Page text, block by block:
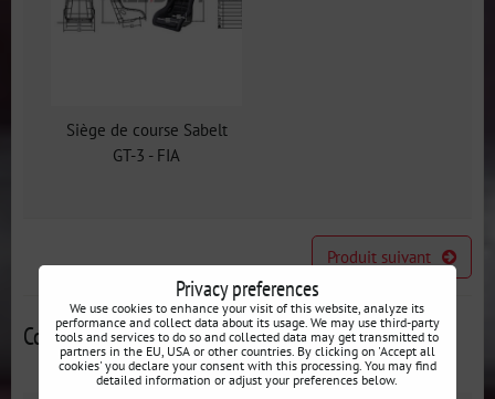
Siège de course Sabelt
GT-3 - FIA
Produit suivant
Contributions alternatives
Privacy preferences
We use cookies to enhance your visit of this website, analyze its
performance and collect data about its usage. We may use third-party
tools and services to do so and collected data may get transmitted to
partners in the EU, USA or other countries. By clicking on 'Accept all
cookies' you declare your consent with this processing. You may find
detailed information or adjust your preferences below.